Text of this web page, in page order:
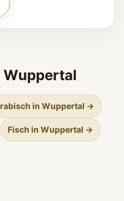
Wuppertal
in Wuppertal →
Fisch in Wuppertal →